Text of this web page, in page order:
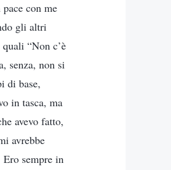
con me
gli altri
“Non c’è
senza, non si
di base,
in tasca, ma
avevo fatto,
avrebbe
sempre in